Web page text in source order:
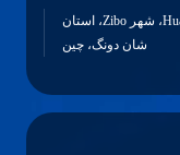
بازار فولاد در شهرستان Huantai، شهر Zibo، استان
شان دونگ، چین